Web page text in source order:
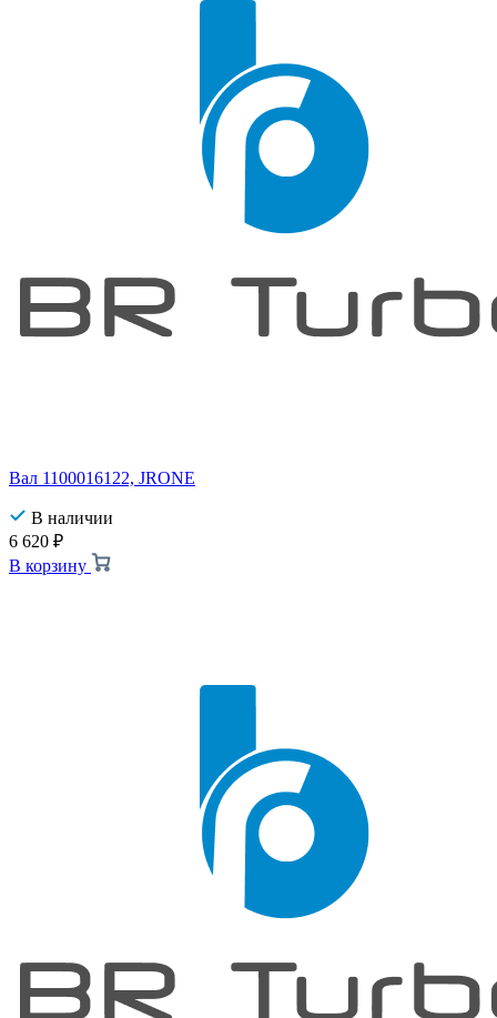
Вал 1100016122, JRONE
В наличии
6 620 ₽
В корзину